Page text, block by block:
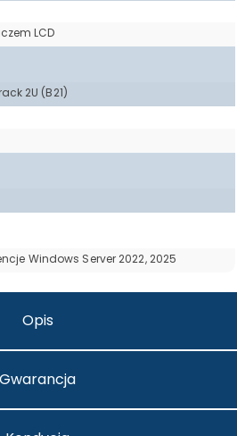
Opis
Gwarancja
LCD
2U (B21)
Windows Server 2022, 2025